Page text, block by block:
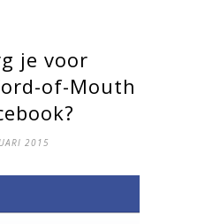
je voor
of-Mouth
2015